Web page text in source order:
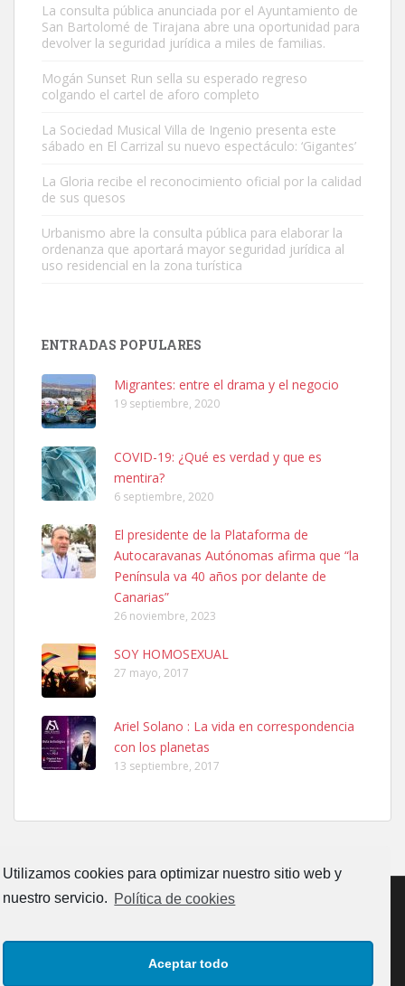
Utilizamos cookies para optimizar nuestro sitio web y
nuestro servicio. Política de cookies
Aceptar todo
Adopción urgente
Busco adopción responsable para mi perra. Pastor alemán,
hembra, 4 años. Por motivos personales ...
06/07/2025 ZONA MESA Y LOPEZ. ES MUY ASUSTADIZO
Leales.org » Gran Canaria
Ninfa perdida
El día 5 se los perdió una ninfa papillera, asustada tiene miedo a la
calle, se perdió por la zon...
Leales.org » Gran Canaria
6.7.2025
Adopcion
Busco casa de acogida para mi perrita ya que por temas de trabajo
no la puedo tener. Solo gente r...
Gata joven encontrada
Gata joven encontrada en zona calle San Bernardo de Las Palmas
La consulta pública anunciada por el Ayuntamiento de
San Bartolomé de Tirajana abre una oportunidad para
devolver la seguridad jurídica a miles de familias.
Mogán Sunset Run sella su esperado regreso
colgando el cartel de aforo completo
La Sociedad Musical Villa de Ingenio presenta este
sábado en El Carrizal su nuevo espectáculo: ‘Gigantes’
La Gloria recibe el reconocimiento oficial por la calidad
de sus quesos
Urbanismo abre la consulta pública para elaborar la
ordenanza que aportará mayor seguridad jurídica al
uso residencial en la zona turística
ENTRADAS POPULARES
Migrantes: entre el drama y el negocio
19 septiembre, 2020
COVID-19: ¿Qué es verdad y que es
mentira?
6 septiembre, 2020
El presidente de la Plataforma de
Autocaravanas Autónomas afirma que “la
Península va 40 años por delante de
Canarias”
26 noviembre, 2023
SOY HOMOSEXUAL
27 mayo, 2017
Ariel Solano : La vida en correspondencia
con los planetas
13 septiembre, 2017